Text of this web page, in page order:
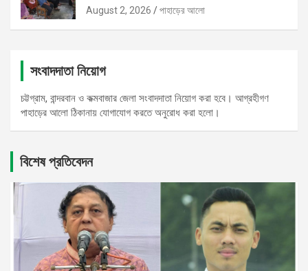
August 2, 2026 পাহাড়ের আলো
সংবাদদাতা নিয়োগ
চট্টগ্রাম, বান্দরবান ও কক্মবাজার জেলা সংবাদদাতা নিয়োগ করা হবে। আগ্রহীগণ
পাহাড়ের আলো ঠিকানায় যোগাযোগ করতে অনুরোধ করা হলো।
বিশেষ প্রতিবেদন